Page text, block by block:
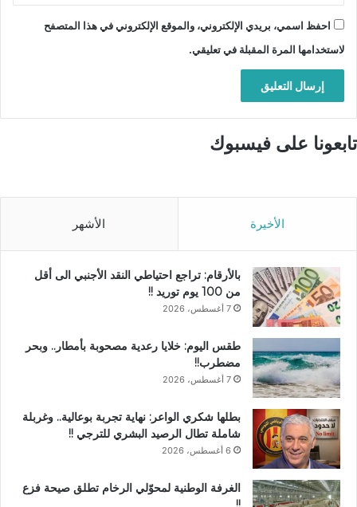
احفظ اسمي، بريدي الإلكتروني، والموقع الإلكتروني في هذا المتصفح
لاستخدامها المرة المقبلة في تعليقي.
تابعونا على فيسبوك
الأخيرة الأشهر
بالأرقام: تراجع احتياطي النقد الأجنبي الى أقل
من 100 يوم توريد !!
7 أغسطس، 2026
طقس اليوم: خلايا رعدية مصحوبة بأمطار.. وبحر
مضطرب!!
7 أغسطس، 2026
بطلها شكري الواعر: نهاية تجربة بوعالية.. وغربلة
شاملة تطال الرصيد البشري للترجي !!
6 أغسطس، 2026
الغرفة الوطنية لمحوّلي الرخام تطلق صيحة فزع